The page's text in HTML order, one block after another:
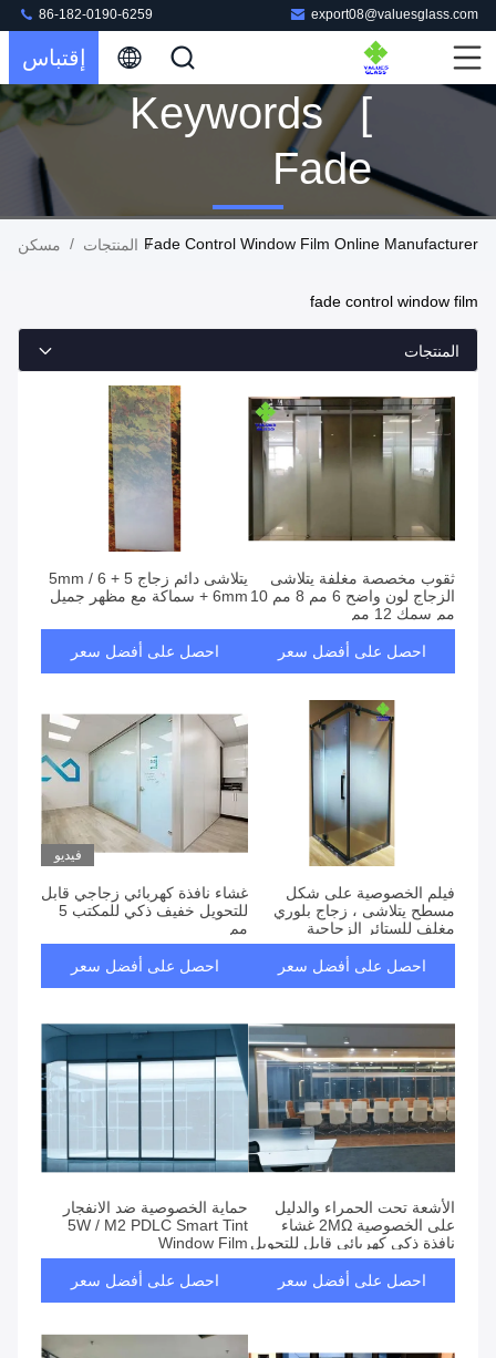
export08@valuesglass.com
86-182-0190-6259
إقتباس
Keywords [
Fade
Control
Film ]
Match 32
المنتجات
مسكن / المنتجات /
Fade Control Window Film Online Manufacturer
fade control window film
المنتجات
ثقوب مخصصة مغلفة يتلاشى
الزجاج لون واضح 6 مم 8 مم 10
مم سمك 12 مم
احصل على أفضل سعر
يتلاشى دائم زجاج 5 + 5mm / 6
+ 6mm سماكة مع مظهر جميل
احصل على أفضل سعر
فيلم الخصوصية على شكل
مسطح يتلاشى ، زجاج بلوري
مغلف للستائر الزجاجية
احصل على أفضل سعر
فيديو
غشاء نافذة كهربائي زجاجي قابل
للتحويل خفيف ذكي للمكتب 5
مم
احصل على أفضل سعر
الأشعة تحت الحمراء والدليل
على الخصوصية 2MΩ غشاء
نافذة ذكي كهربائي قابل للتحويل
احصل على أفضل سعر
حماية الخصوصية ضد الانفجار
5W / M2 PDLC Smart Tint
Window Film
احصل على أفضل سعر